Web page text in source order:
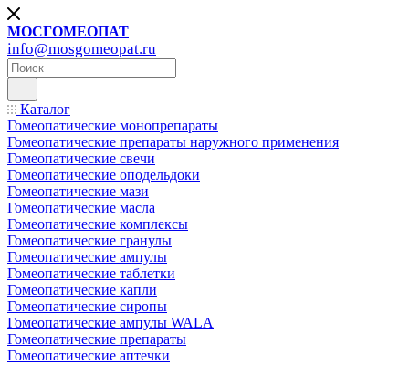
МОСГОМЕОПАТ
info@mosgomeopat.ru
Каталог
Гомеопатические монопрепараты
Гомеопатические препараты наружного применения
Гомеопатические свечи
Гомеопатические оподельдоки
Гомеопатические мази
Гомеопатические масла
Гомеопатические комплексы
Гомеопатические гранулы
Гомеопатические ампулы
Гомеопатические таблетки
Гомеопатические капли
Гомеопатические сиропы
Гомеопатические ампулы WALA
Гомеопатические препараты
Гомеопатические аптечки